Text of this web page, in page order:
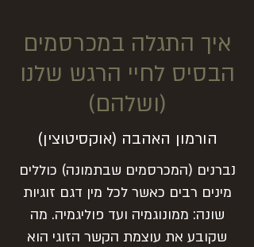
איך התגלה במכרסמים
הבסיס לחיי הרגש שלנו
(ושלהם)
הורמון האהבה (אוקסיטוצין)
נברנים (המכרסמים שבתמונה) כוללים
מינים רבים כאשר לכל מין דגם זוגיות
שונה: ממונוגמיה ועד פוליגמיה. מה
שקובע את עוצמת הקשר הזוגי הוא